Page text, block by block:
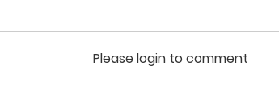
Please login to comment